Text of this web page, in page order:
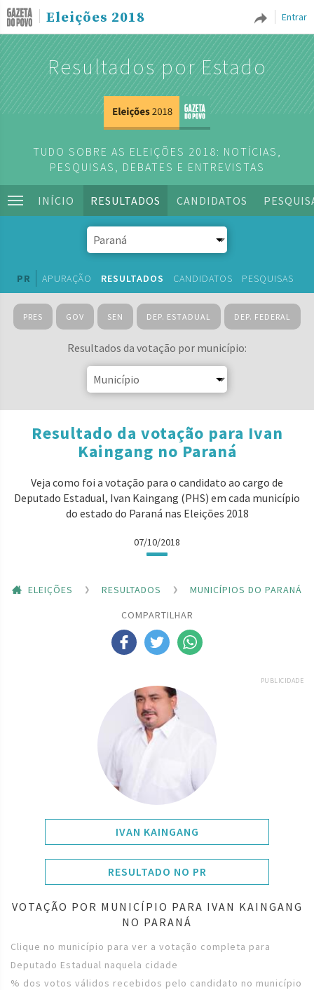
Entrar
Eleições 2018
Resultados por Estado
TUDO SOBRE AS ELEIÇÕES 2018: NOTÍCIAS,
PESQUISAS, DEBATES E ENTREVISTAS
INÍCIO RESULTADOS CANDIDATOS
PR APURAÇÃO RESULTADOS CANDIDATOS PESQUISAS
PRES GOV SEN DEP. ESTADUAL DEP. FEDERAL
Resultados da votação por município:
Resultado da votação para Ivan
Kaingang no Paraná
Veja como foi a votação para o candidato ao cargo de
Deputado Estadual, Ivan Kaingang (PHS) em cada município
do estado do Paraná nas Eleições 2018
07/10/2018
ELEIÇÕES RESULTADOS
MUNICÍPIOS DO PARANÁ
COMPARTILHAR
PUBLICIDADE
IVAN KAINGANG
RESULTADO NO PR
VOTAÇÃO POR MUNICÍPIO PARA IVAN KAINGANG
NO PARANÁ
Clique no município para ver a votação completa para
Deputado Estadual naquela cidade
% dos votos válidos recebidos pelo candidato no município